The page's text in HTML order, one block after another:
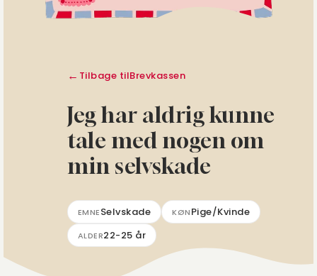
Tilbage tilBrevkassen
Jeg har aldrig kunne
tale med nogen om
min selvskade
EMNESelvskade KØNPige/Kvinde
ALDER22-25 år